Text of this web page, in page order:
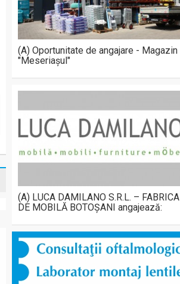
(A) Oportunitate de angajare - Magazin
"Meseriașul"
(A) LUCA DAMILANO S.R.L. – FABRICA
DE MOBILĂ BOTOȘANI angajează: